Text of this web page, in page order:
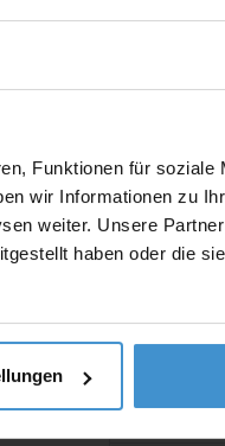
Funktionen für soziale
wir Informationen zu
weiter. Unsere
haben oder die
Gewicht:
Material: